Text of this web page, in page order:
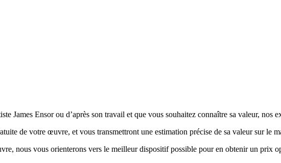
James Ensor ou d’après son travail et que vous souhaitez connaître sa valeur, nos
de votre œuvre, et vous transmettront une estimation précise de sa valeur sur le
nous vous orienterons vers le meilleur dispositif possible pour en obtenir un prix